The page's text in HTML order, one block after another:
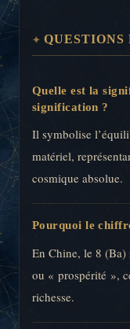
QUESTIONS
Quelle est la
signification ?
Il symbolise
matériel,
cosmique absolue.
Pourquoi le
En Chine, le 8
ou « prospérité »,
richesse.